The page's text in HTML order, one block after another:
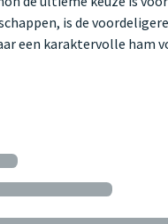
is de
een karaktervolle ham